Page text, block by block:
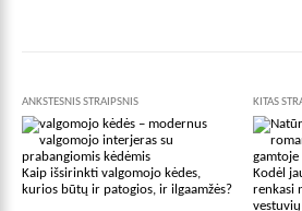
ANKSTESNIS STRAIPSNIS
Kaip išsirinkti valgomojo kėdes,
kurios būtų ir patogios, ir ilgaamžės?
KITAS
Kodėl
renkasi